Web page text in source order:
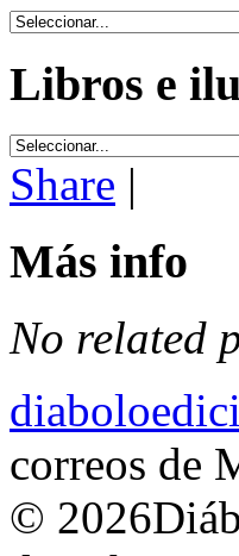
Libros e
Share |
Más info
No related
correos de
©